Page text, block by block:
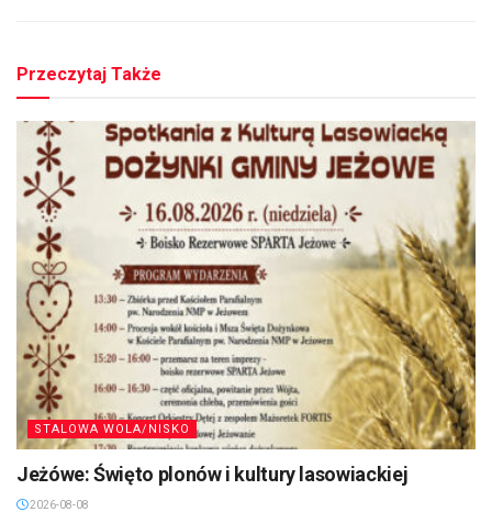
Przeczytaj Także
STALOWA WOLA/NISKO
Jeżówe: Święto plonów i kultury lasowiackiej
2026-08-08